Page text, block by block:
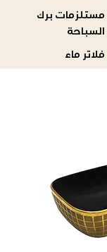
مستلزمات برك
السباحة
فلاتر ماء